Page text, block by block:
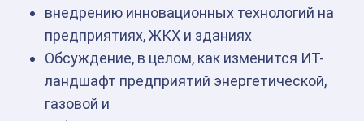
внедрению инновационных технологий на
предприятиях, ЖКХ и зданиях
Обсуждение, в целом, как изменится ИТ-
ландшафт предприятий энергетической,
газовой и